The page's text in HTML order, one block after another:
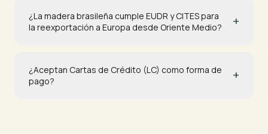
¿La madera brasileña cumple EUDR y CITES para
la reexportación a Europa desde Oriente Medio?
+
¿Aceptan Cartas de Crédito (LC) como forma de
pago?
+